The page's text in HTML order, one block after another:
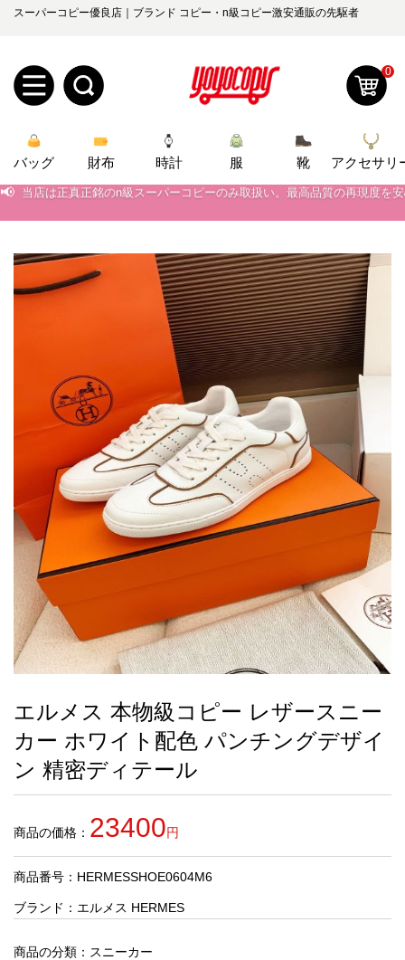
スーパーコピー優良店｜ブランド コピー・n級コピー激安通販の先駆者
規
ザ
ロ
ン
オ
理
2026人気特集
バッグ
財布
時計
服
ズボン
衣装セット
靴
住まい用品
アクセサリー
ベルト
スカーフ
アイフォーンケ
ース
小物
製
品
す
す
め
商
人
気
商
0
バッグ 財布 時計 服 靴 アクセサリ
📢 当店は正真正銘のn級スーパーコピーのみ取扱い。最高品質の再現度を
当店は正真正銘のn級スーパーコピーのみ取扱い。最高品質の再現度を
2026春の新作続々更新中！期間中のご注文でお得な割引をご利用いただ
新作入荷！ルイ・ヴィトンスーパーコピー バッグ最新モデルが登場。
エルメス 本物級コピー レザースニー
カー ホワイト配色 パンチングデザイ
ン 精密ディテール
商品の価格： 23400円
商品番号：HERMESSHOE0604M6
ブランド： エルメス HERMES
商品の分類： スニーカー